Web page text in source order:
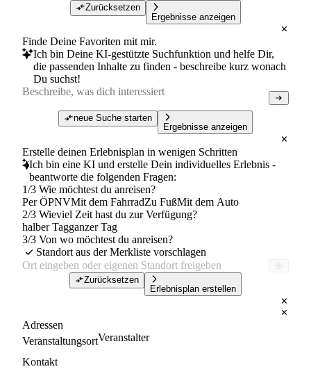
Zurücksetzen
Ergebnisse anzeigen
Finde Deine Favoriten mit mir.
Ich bin Deine KI-gestützte Suchfunktion und helfe Dir,
die passenden Inhalte zu finden - beschreibe kurz wonach
Du suchst!
neue Suche starten
Ergebnisse anzeigen
Erstelle deinen Erlebnisplan in wenigen Schritten
Ich bin eine KI und erstelle Dein individuelles Erlebnis -
beantworte die folgenden Fragen:
1/3 Wie möchtest du anreisen?
Per ÖPNVMit dem FahrradZu FußMit dem Auto
2/3 Wieviel Zeit hast du zur Verfügung?
halber Tagganzer Tag
3/3 Von wo möchtest du anreisen?
Standort aus der Merkliste vorschlagen
Zurücksetzen
Erlebnisplan erstellen
Adressen
VeranstaltungsortVeranstalter
Kontakt